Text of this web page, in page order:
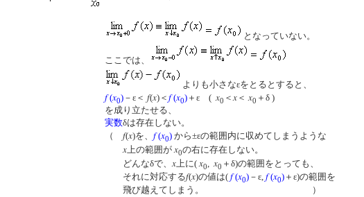
となっていない。
ここでは、
よりも小さなεをとるとすると、
f(x0) －ε＜ f(x)＜ f(x0) ＋ε ( x0 ＜ x ＜ x0 ＋δ )
を成り立たせる、
実数δは存在しない。
（ f(x)を、 f(x0) から±εの範囲内に収めてしまうような
x上の範囲がx0の右に存在しない。
どんなδで、 x 上に( x0 x0 ＋δ)の範囲をとっても、
それに対応するf(x)の値は( f(x0) －ε, f(x0) ＋ε)の範囲を
飛び越えてしまう。 ）